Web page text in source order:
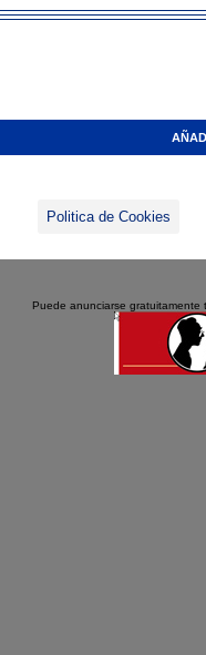
Politica de Cookies
Puede anunciarse